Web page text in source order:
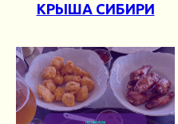
КРЫША СИБИРИ